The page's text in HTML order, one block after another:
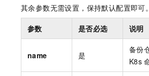
其余参数无需设置，保持默认配置即可。
参数 是否必选 说明
name 是
备份
K8s